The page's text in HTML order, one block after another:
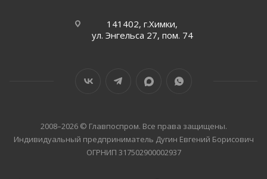
141402, г.Химки,
ул. Энгельса 27, пом. 74
2008–2026 © Главпоспром. Все права защищены.
Индивидуальный предприниматель Дугин Евгений Борисович
ОГРНИП 317502900002937